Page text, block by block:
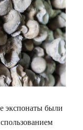
экспонаты были